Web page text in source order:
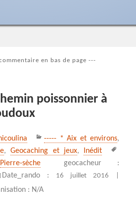
en bas de page ---
poissonnier à
Catégories
----- * Aix et environs,
,Geocaching et jeux, Inédit
Pierre-sèche geocacheur :
Date_rando : 16 juillet 2016 |
: N/A